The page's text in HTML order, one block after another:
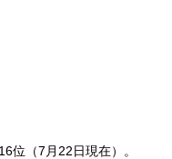
位（7月22日現在）。